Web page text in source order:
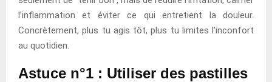
l’inflammation et éviter ce qui entretient la douleur.
Concrètement, plus tu agis tôt, plus tu limites l’inconfort
au quotidien.
Astuce n°1 : Utiliser des pastilles